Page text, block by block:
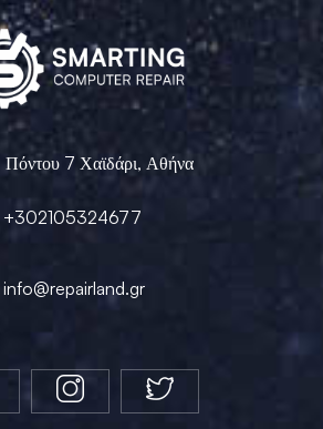
Πόντου 7 Χαϊδάρι, Αθήνα
+302105324677
info@repairland.gr